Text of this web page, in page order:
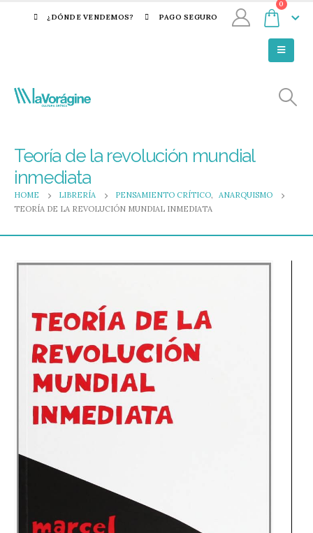
¿DÓNDE VENDEMOS? PAGO SEGURO
0
Teoría de la revolución mundial
inmediata
HOME LIBRERÍA PENSAMIENTO CRÍTICO,
ANARQUISMO
TEORÍA DE LA REVOLUCIÓN MUNDIAL INMEDIATA